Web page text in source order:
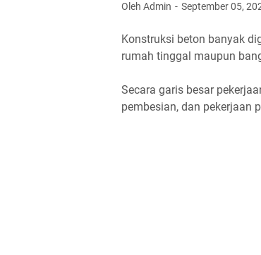
Oleh Admin September 05,
Konstruksi beton banyak
rumah tinggal maupun
Secara garis besar
pembesian, dan pekerjaan